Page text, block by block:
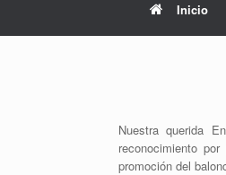
Inicio
Nuestra querida
reconocimiento
promoción del